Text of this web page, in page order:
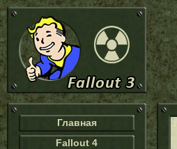
Главная
Fallout 4